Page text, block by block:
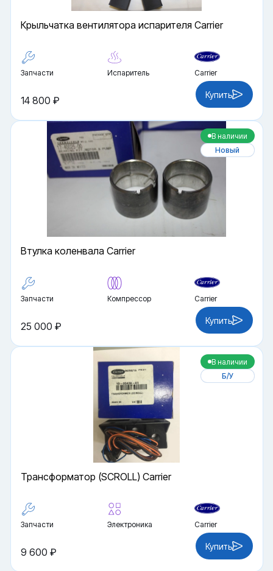
Крыльчатка вентилятора испарителя Carrier
Запчасти Испаритель Carrier
14 800 ₽ Купить
В наличии
Новый
Втулка коленвала Carrier
Запчасти Компрессор Carrier
25 000 ₽ Купить
В наличии
Б/У
Трансформатор (SCROLL) Carrier
Запчасти Электроника Carrier
9 600 ₽ Купить